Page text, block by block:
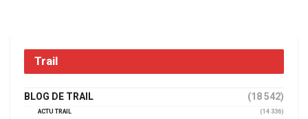
Trail
BLOG DE TRAIL (18 542)
ACTU TRAIL
(14 336)